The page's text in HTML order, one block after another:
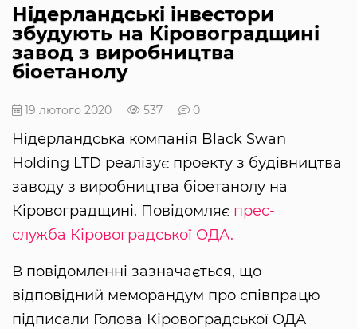
Нідерландські інвестори
збудують на Кіровоградщині
завод з виробництва
біоетанолу
19 лютого 2020 537 0
Нідерландська компанія Black Swan
Holding LTD реалізує проекту з будівництва
заводу з виробництва біоетанолу на
Кіровоградщині. Повідомляє прес-
служба Кіровоградської ОДА.
В повідомленні зазначається, що
відповідний меморандум про співпрацю
підписали Голова Кіровоградської ОДА